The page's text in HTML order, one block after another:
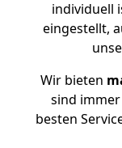
individuell
eingestellt,
Wir bieten
sind
besten